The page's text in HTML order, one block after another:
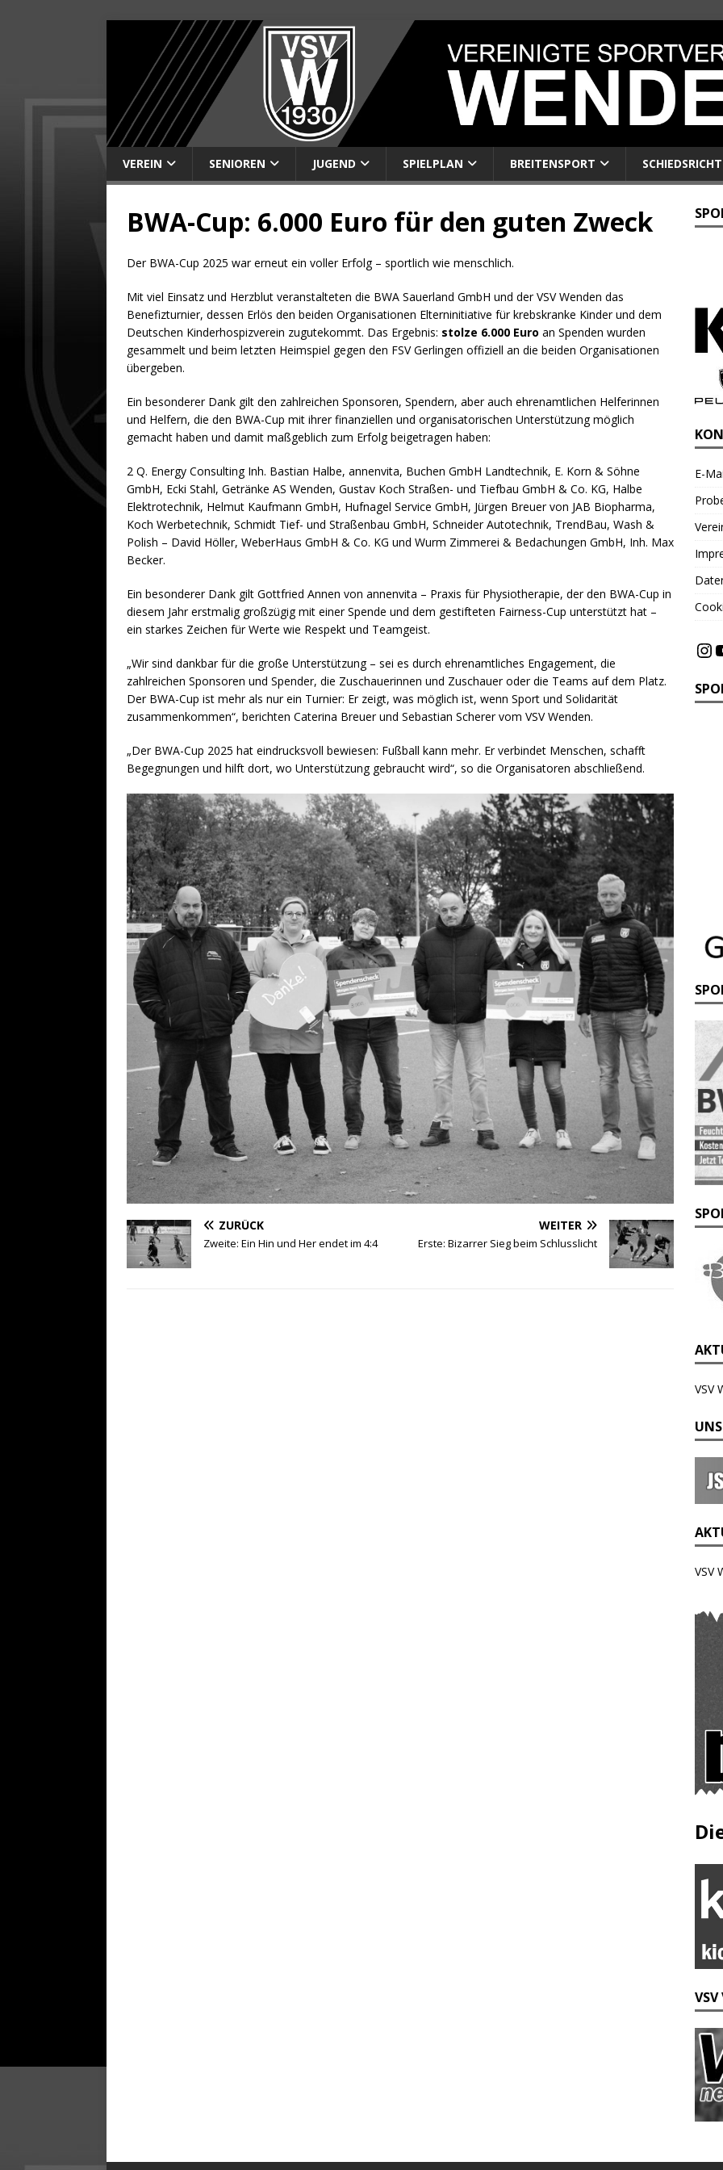
VEREIN SENIOREN JUGEND SPIELPLAN BREITENSPORT
BWA-Cup: 6.000 Euro für den guten Zweck
Der BWA-Cup 2025 war erneut ein voller Erfolg – sportlich wie menschlich.
Mit viel Einsatz und Herzblut veranstalteten die BWA Sauerland GmbH und der VSV Wenden das
Benefizturnier, dessen Erlös den beiden Organisationen Elterninitiative für krebskranke Kinder und dem
Deutschen Kinderhospizverein zugutekommt. Das Ergebnis: stolze 6.000 Euro an Spenden wurden
gesammelt und beim letzten Heimspiel gegen den FSV Gerlingen offiziell an die beiden Organisationen
übergeben.
Ein besonderer Dank gilt den zahlreichen Sponsoren, Spendern, aber auch ehrenamtlichen Helferinnen
und Helfern, die den BWA-Cup mit ihrer finanziellen und organisatorischen Unterstützung möglich
gemacht haben und damit maßgeblich zum Erfolg beigetragen haben:
2 Q. Energy Consulting Inh. Bastian Halbe, annenvita, Buchen GmbH Landtechnik, E. Korn & Söhne
GmbH, Ecki Stahl, Getränke AS Wenden, Gustav Koch Straßen- und Tiefbau GmbH & Co. KG, Halbe
Elektrotechnik, Helmut Kaufmann GmbH, Hufnagel Service GmbH, Jürgen Breuer von JAB Biopharma,
Koch Werbetechnik, Schmidt Tief- und Straßenbau GmbH, Schneider Autotechnik, TrendBau, Wash &
Polish – David Höller, WeberHaus GmbH & Co. KG und Wurm Zimmerei & Bedachungen GmbH, Inh. Max
Becker.
Ein besonderer Dank gilt Gottfried Annen von annenvita – Praxis für Physiotherapie, der den BWA-Cup in
diesem Jahr erstmalig großzügig mit einer Spende und dem gestifteten Fairness-Cup unterstützt hat –
ein starkes Zeichen für Werte wie Respekt und Teamgeist.
„Wir sind dankbar für die große Unterstützung – sei es durch ehrenamtliches Engagement, die
zahlreichen Sponsoren und Spender, die Zuschauerinnen und Zuschauer oder die Teams auf dem Platz.
Der BWA-Cup ist mehr als nur ein Turnier: Er zeigt, was möglich ist, wenn Sport und Solidarität
zusammenkommen“, berichten Caterina Breuer und Sebastian Scherer vom VSV Wenden.
„Der BWA-Cup 2025 hat eindrucksvoll bewiesen: Fußball kann mehr. Er verbindet Menschen, schafft
Begegnungen und hilft dort, wo Unterstützung gebraucht wird“, so die Organisatoren abschließend.
ZURÜCK
Zweite: Ein Hin und Her endet im 4:4
WEITER
Erste: Bizarrer Sieg beim Schlusslicht
E-
VSV
VSV
VSV